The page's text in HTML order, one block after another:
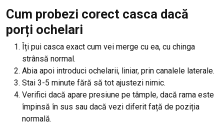
Cum probezi corect casca dacă
porți ochelari
Îți pui casca exact cum vei merge cu ea, cu chinga
strânsă normal.
Abia apoi introduci ochelarii, liniar, prin canalele laterale.
Stai 3-5 minute fără să tot ajustezi nimic.
Verifici dacă apare presiune pe tâmple, dacă rama este
împinsă în sus sau dacă vezi diferit față de poziția
normală.